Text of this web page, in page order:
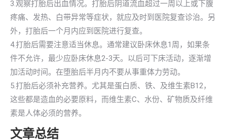
3.观察打胎后出血情况。打胎后阴道流血超过一周以上或下腹
疼痛、发热、白带异常等症状，就应及时到医院复查诊治。另
外，打胎后一个月内应到医院进行复查。
4.打胎后需要注意适当休息。通常建议卧床休息1周，如果条
件不允许，最少应卧床休息2-3天。以后可下床活动，逐渐增
加活动时间。在堕胎后半月内不要从事重体力劳动。
5.打胎后必须补充营养。尤其是蛋白质、铁、及维生素B12，
这些都是造血的必要原料，而维生素C、水份、矿物质及纤维
素是人体必须的营养。
文章总结